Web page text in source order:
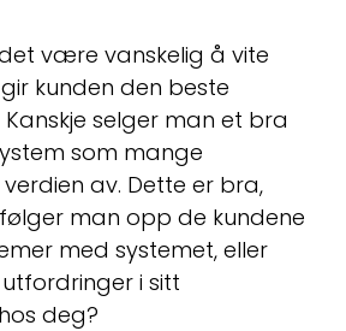
være vanskelig å vite
kunden den beste
selger man et bra
som mange
av. Dette er bra,
man opp de kundene
med systemet, eller
i sitt
deg?